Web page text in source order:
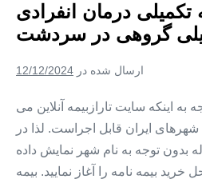
+
بیمه
درمان
تکمیلی
در
تکمیلی درمان انفرادی
گروهی در سردشت
ارسال شده در 12/12/2024
به اینکه سایت تارازبیمه آنلاین می
شهرهای ایران قابل اجراست. لذا در
بدون توجه به نام شهر نمایش داده
بیمه نامه را آغاز نمایید. بیمه